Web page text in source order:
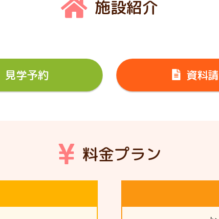
施設紹介
見学予約 資料
料金プラン